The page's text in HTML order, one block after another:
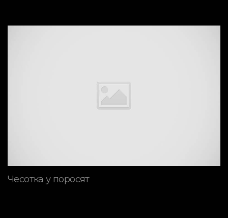
Чесотка у поросят